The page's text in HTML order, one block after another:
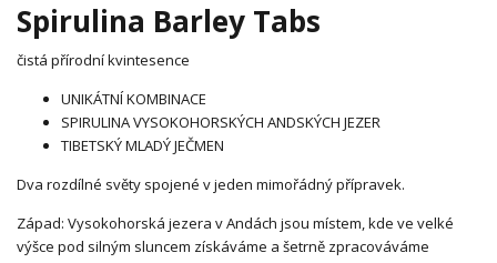
Spirulina Barley Tabs
čistá přírodní kvintesence
UNIKÁTNÍ KOMBINACE
SPIRULINA VYSOKOHORSKÝCH ANDSKÝCH JEZER
TIBETSKÝ MLADÝ JEČMEN
Dva rozdílné světy spojené v jeden mimořádný přípravek.
Západ: Vysokohorská jezera v Andách jsou místem, kde ve velké
výšce pod silným sluncem získáváme a šetrně zpracováváme